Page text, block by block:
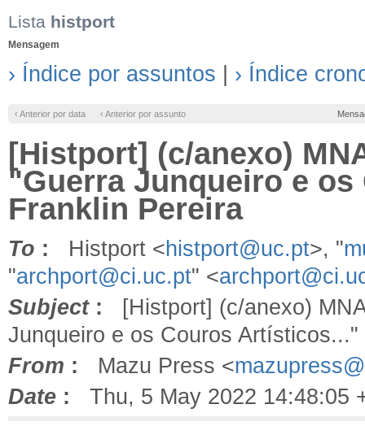
Lista histport
Mensagem
› Índice por assuntos › Índice
‹ Anterior por data ‹ Anterior por assunto
[Histport] (c/anexo)
"Guerra Junqueiro e
Franklin Pereira
To : Histport <histport@uc.pt>, "
"archport@ci.uc.pt" <
Subject: [Histport] (c/anexo)
Junqueiro e os Couros
From : Mazu Press <
Date : Thu, 5 May 2022 14:48:05